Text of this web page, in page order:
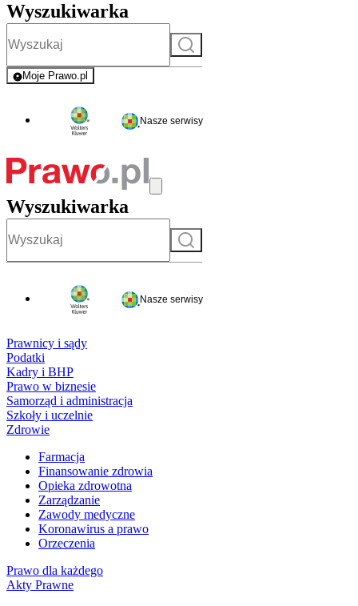
Wyszukiwarka
Szukaj
Moje Prawo.pl
- rejestracja i logowanie do serwisu
Nasze serwisy
Wyszukiwarka
Szukaj
Nasze serwisy
Prawnicy i sądy
Podatki
Kadry i BHP
Prawo w biznesie
Samorząd i administracja
Szkoły i uczelnie
Zdrowie
Farmacja
Finansowanie zdrowia
Opieka zdrowotna
Zarządzanie
Zawody medyczne
Koronawirus a prawo
Orzeczenia
Prawo dla każdego
Akty Prawne